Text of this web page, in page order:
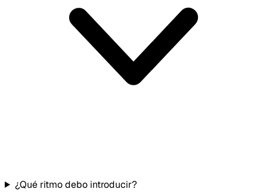
¿Qué ritmo debo introducir?